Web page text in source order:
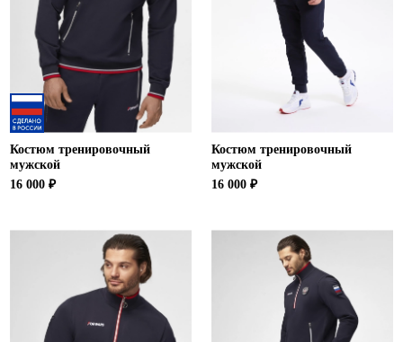
Костюм тренировочный
мужской
16 000 ₽
Костюм тренировочный
мужской
16 000 ₽